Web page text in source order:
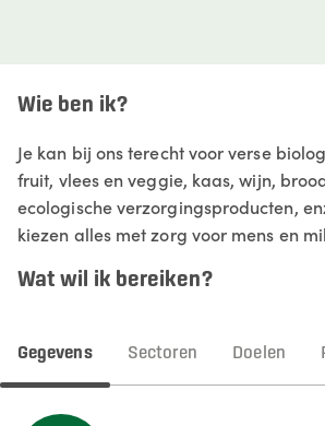
Wie ben ik?
Je kan bij ons terecht voor verse
fruit, vlees en veggie, kaas, wijn,
ecologische verzorgingsproducten,
kiezen alles met zorg voor mens en
Wat wil ik bereiken?
Gegevens Sectoren Doelen